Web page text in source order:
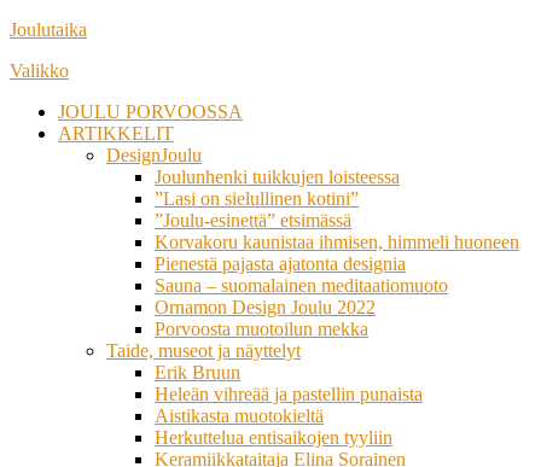
Siirry
sisältöön
Joulutaika
Valikko
JOULU PORVOOSSA
ARTIKKELIT
DesignJoulu
Joulunhenki tuikkujen loisteessa
”Lasi on sielullinen kotini”
”Joulu-esinettä” etsimässä
Korvakoru kaunistaa ihmisen, himmeli huoneen
Pienestä pajasta ajatonta designia
Sauna – suomalainen meditaatiomuoto
Ornamon Design Joulu 2022
Porvoosta muotoilun mekka
Taide, museot ja näyttelyt
Erik Bruun
Heleän vihreää ja pastellin punaista
Aistikasta muotokieltä
Herkuttelua entisaikojen tyyliin
Keramiikkataitaja Elina Sorainen